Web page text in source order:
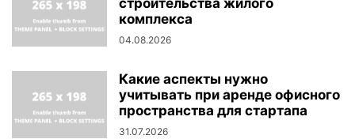
комплекса
04.08.2026
Какие аспекты нужно
учитывать при аренде офисного
пространства для стартапа
31.07.2026